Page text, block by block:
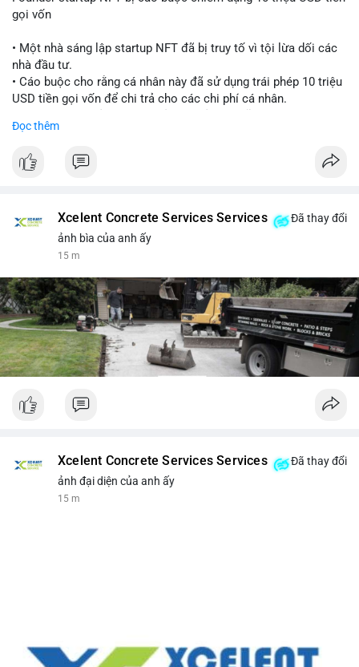
gọi vốn
• Một nhà sáng lập startup NFT đã bị truy tố vì tội lừa dối các
nhà đầu tư.
• Cáo buộc cho rằng cá nhân này đã sử dụng trái phép 10 triệu
USD tiền gọi vốn để chi trả cho các chi phí cá nhân.
Web3.
#cryptonews #nft
#titanbot
Đọc thêm
Xcelent Concrete Services Services
Đã thay đổi
ảnh bìa của anh ấy
15 m
Xcelent Concrete Services Services
Đã thay đổi
ảnh đại diện của anh ấy
15 m